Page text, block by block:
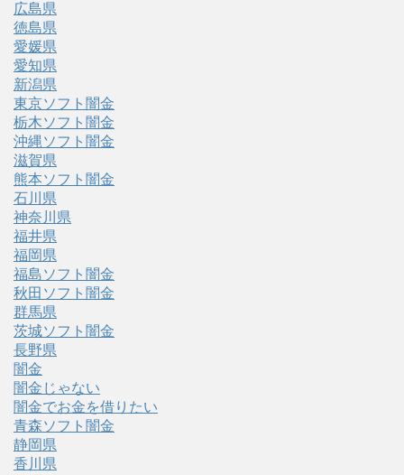
広島県
徳島県
愛媛県
愛知県
新潟県
東京ソフト闇金
栃木ソフト闇金
沖縄ソフト闇金
滋賀県
熊本ソフト闇金
石川県
神奈川県
福井県
福岡県
福島ソフト闇金
秋田ソフト闇金
群馬県
茨城ソフト闇金
長野県
闇金
闇金じゃない
闇金でお金を借りたい
青森ソフト闇金
静岡県
香川県